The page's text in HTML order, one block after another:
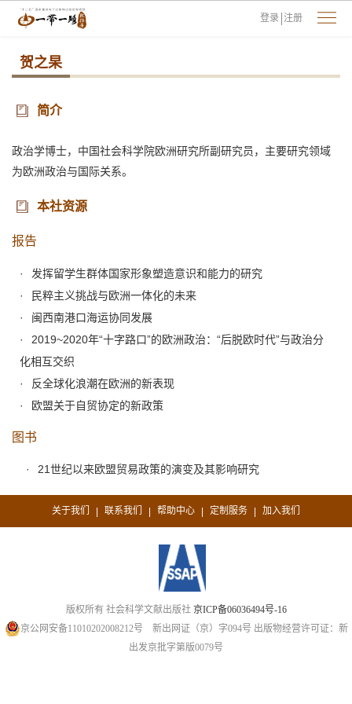
登录 注册
贺之杲
简介
政治学博士，中国社会科学院欧洲研究所副研究员，主要研究领域
为欧洲政治与国际关系。
本社资源
报告
发挥留学生群体国家形象塑造意识和能力的研究
民粹主义挑战与欧洲一体化的未来
闽西南港口海运协同发展
2019~2020年“十字路口”的欧洲政治：“后脱欧时代”与政治分
化相互交织
反全球化浪潮在欧洲的新表现
欧盟关于自贸协定的新政策
图书
21世纪以来欧盟贸易政策的演变及其影响研究
关于我们 | 联系我们 | 帮助中心 | 定制服务 | 加入我们
版权所有 社会科学文献出版社 京ICP备06036494号-16
京公网安备11010202008212号 新出网证（京）字094号 出版物经营许可证：新
出发京批字第版0079号